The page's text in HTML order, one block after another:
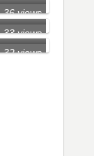
36 views
33 views
32 views